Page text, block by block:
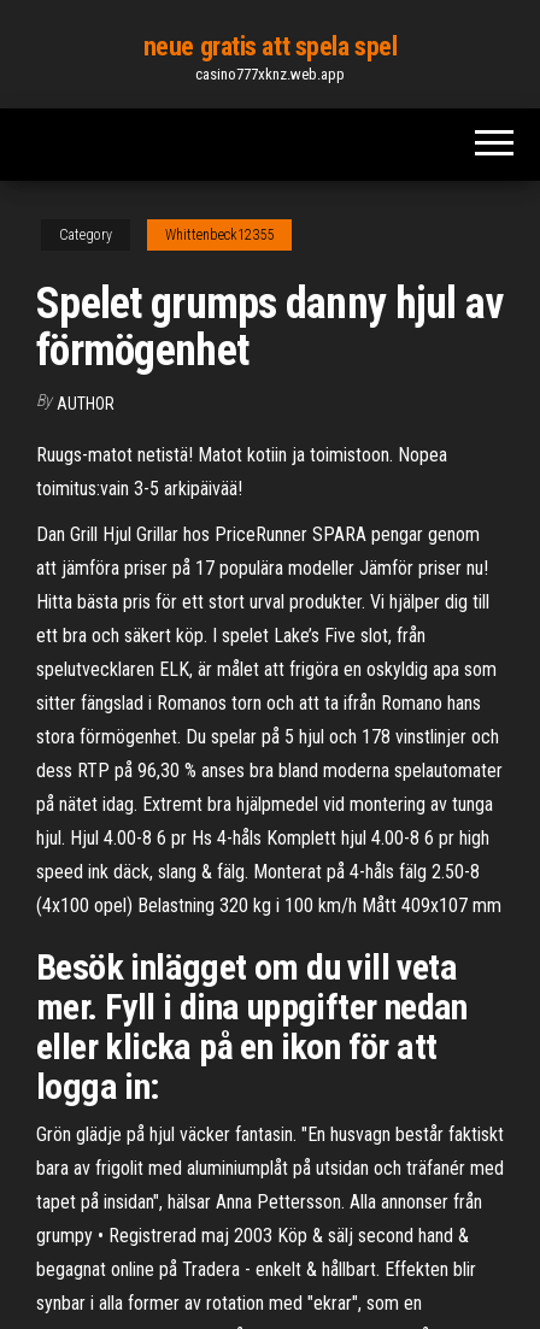
content
neue gratis att spela spel
casino777xknz.web.app
Category Whittenbeck12355
Spelet grumps danny hjul av
förmögenhet
By AUTHOR
Ruugs-matot netistä! Matot kotiin ja toimistoon. Nopea
toimitus:vain 3-5 arkipäivää!
Dan Grill Hjul Grillar hos PriceRunner SPARA pengar genom
att jämföra priser på 17 populära modeller Jämför priser nu!
Hitta bästa pris för ett stort urval produkter. Vi hjälper dig till
ett bra och säkert köp. I spelet Lake’s Five slot, från
spelutvecklaren ELK, är målet att frigöra en oskyldig apa som
sitter fängslad i Romanos torn och att ta ifrån Romano hans
stora förmögenhet. Du spelar på 5 hjul och 178 vinstlinjer och
dess RTP på 96,30 % anses bra bland moderna spelautomater
på nätet idag. Extremt bra hjälpmedel vid montering av tunga
hjul. Hjul 4.00-8 6 pr Hs 4-håls Komplett hjul 4.00-8 6 pr high
speed ink däck, slang & fälg. Monterat på 4-håls fälg 2.50-8
(4x100 opel) Belastning 320 kg i 100 km/h Mått 409x107 mm
Besök inlägget om du vill veta
mer. Fyll i dina uppgifter nedan
eller klicka på en ikon för att
logga in:
Grön glädje på hjul väcker fantasin. "En husvagn består faktiskt
bara av frigolit med aluminiumplåt på utsidan och träfanér med
tapet på insidan", hälsar Anna Pettersson. Alla annonser från
grumpy • Registrerad maj 2003 Köp & sälj second hand &
begagnat online på Tradera - enkelt & hållbart. Effekten blir
synbar i alla former av rotation med "ekrar", som en